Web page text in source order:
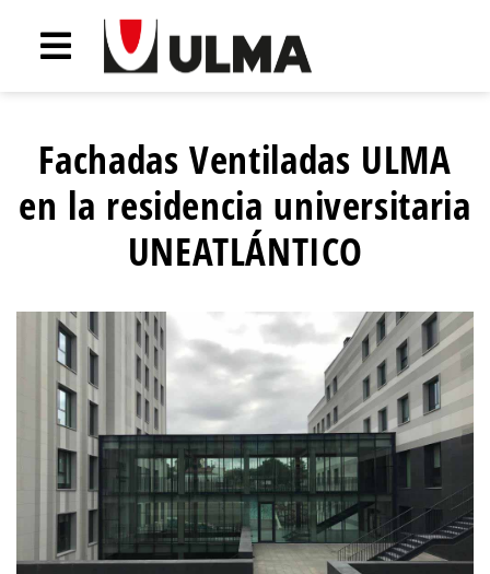
Fachadas Ventiladas ULMA
en la residencia universitaria
UNEATLÁNTICO